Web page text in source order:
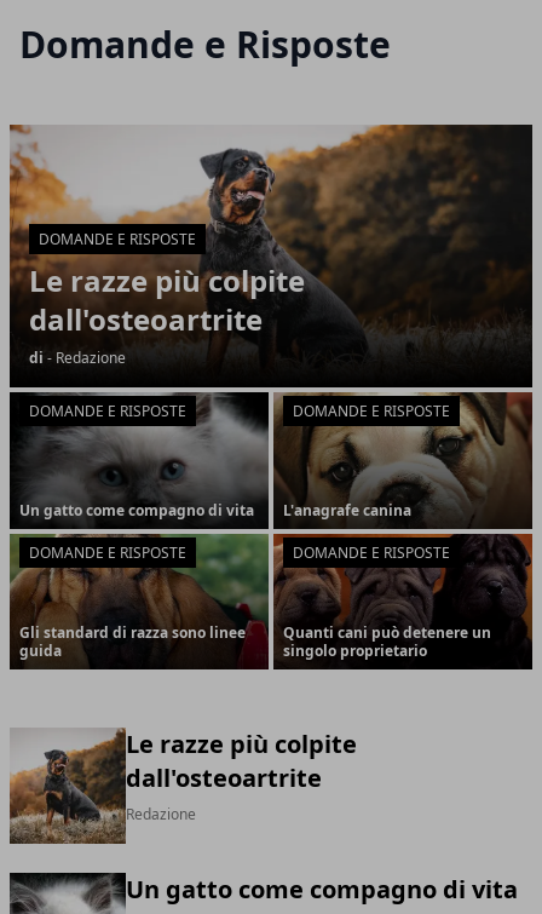
Domande e Risposte
Articoli in Evidenza
DOMANDE E RISPOSTE
Le razze più colpite
dall'osteoartrite
di - Redazione
DOMANDE E RISPOSTE
Un gatto come compagno di vita
DOMANDE E RISPOSTE
L'anagrafe canina
DOMANDE E RISPOSTE
Gli standard di razza sono linee
guida
DOMANDE E RISPOSTE
Quanti cani può detenere un
singolo proprietario
Le razze più colpite
dall'osteoartrite
Redazione
Un gatto come compagno di vita